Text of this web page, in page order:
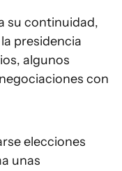
su continuidad,
presidencia
algunos
con
elecciones
unas